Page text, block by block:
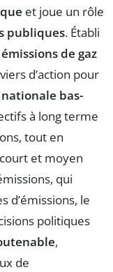
et joue un rôle
publiques. Établi
émissions de gaz
d’action pour
bas-
à long terme
tout en
et moyen
qui
d’émissions, le
politiques
,
de